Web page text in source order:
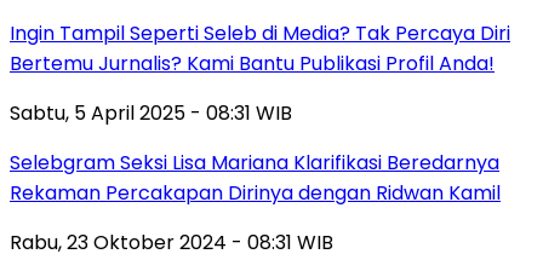
Ingin Tampil Seperti Seleb di Media? Tak Percaya Diri
Bertemu Jurnalis? Kami Bantu Publikasi Profil Anda!
Sabtu, 5 April 2025 - 08:31 WIB
Selebgram Seksi Lisa Mariana Klarifikasi Beredarnya
Rekaman Percakapan Dirinya dengan Ridwan Kamil
Rabu, 23 Oktober 2024 - 08:31 WIB